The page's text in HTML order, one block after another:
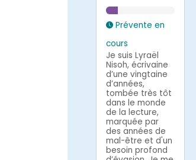
Prévente en
cours
Je suis Lyraël
Nisoh, écrivaine
d’une vingtaine
d’années,
tombée très tôt
dans le monde
de la lecture,
marquée par
des années de
mal-être et d'un
besoin profond